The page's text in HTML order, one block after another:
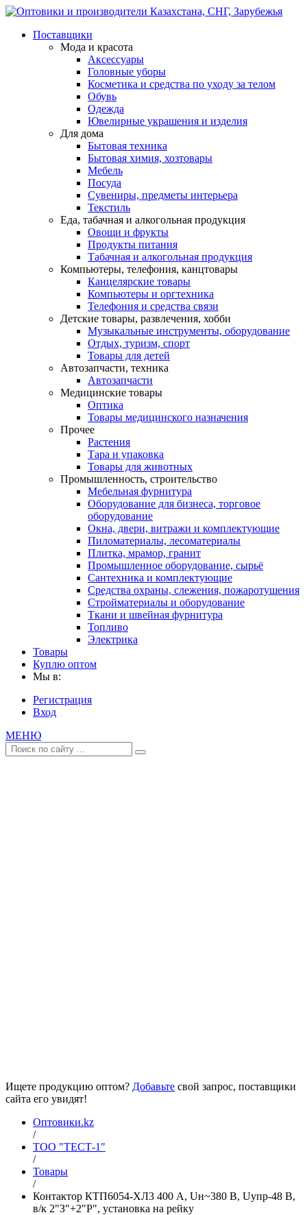
Поставщики
Мода и красота
Аксессуары
Головные уборы
Косметика и средства по уходу за телом
Обувь
Одежда
Ювелирные украшения и изделия
Для дома
Бытовая техника
Бытовая химия, хозтовары
Мебель
Посуда
Сувениры, предметы интерьера
Текстиль
Еда, табачная и алкогольная продукция
Овощи и фрукты
Продукты питания
Табачная и алкогольная продукция
Компьютеры, телефония, канцтовары
Канцелярские товары
Компьютеры и оргтехника
Телефония и средства связи
Детские товары, развлечения, хобби
Музыкальные инструменты, оборудование
Отдых, туризм, спорт
Товары для детей
Автозапчасти, техника
Автозапчасти
Медицинские товары
Оптика
Товары медицинского назначения
Прочее
Растения
Тара и упаковка
Товары для животных
Промышленность, строительство
Мебельная фурнитура
Оборудование для бизнеса, торговое
оборудование
Окна, двери, витражи и комплектующие
Пиломатериалы, лесоматериалы
Плитка, мрамор, гранит
Промышленное оборудование, сырьё
Сантехника и комплектующие
Средства охраны, слежения, пожаротушения
Стройматериалы и оборудование
Ткани и швейная фурнитура
Топливо
Электрика
Товары
Куплю оптом
Мы в:
Регистрация
Вход
МЕНЮ
Ищете продукцию оптом? Добавьте свой запрос, поставщики
сайта его увидят!
Оптовики.kz
/
ТОО "ТЕСТ-1"
/
Товары
/
Контактор КТП6054-ХЛ3 400 А, Uн~380 В, Uупр-48 В,
в/к 2"З"+2"Р", установка на рейку